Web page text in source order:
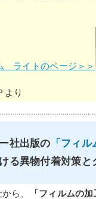
ライトのページ＞＞
より
社出版の 「フィ
る異物付着対策
ら、
「フィルムの